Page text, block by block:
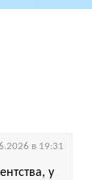
у
в 19:31